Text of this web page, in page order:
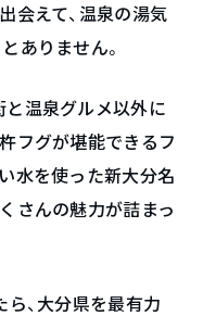
会えて、温泉の湯気
ありません。
温泉グルメ以外に
フグが堪能できるフ
水を使った新大分名
さんの魅力が詰まっ
ら、大分県を最有力